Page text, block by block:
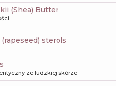
(Shea) Butter
(rapeseed) sterols
ze ludzkiej skórze